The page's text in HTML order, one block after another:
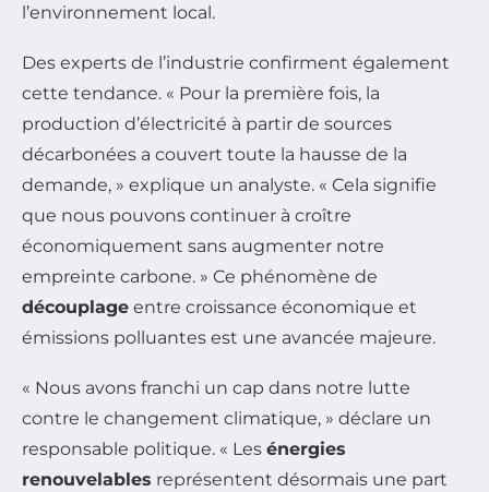
l’environnement local.
Des experts de l’industrie confirment également
cette tendance. « Pour la première fois, la
production d’électricité à partir de sources
décarbonées a couvert toute la hausse de la
demande, » explique un analyste. « Cela signifie
que nous pouvons continuer à croître
économiquement sans augmenter notre
empreinte carbone. » Ce phénomène de
découplage entre croissance économique et
émissions polluantes est une avancée majeure.
« Nous avons franchi un cap dans notre lutte
contre le changement climatique, » déclare un
responsable politique. « Les énergies
renouvelables représentent désormais une part